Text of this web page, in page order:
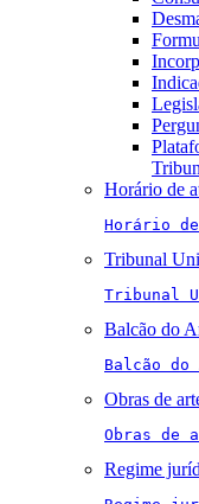
Horário de
Horário
Tribunal
Tribunal
Balcão do
Balcão do
Obras de
Obras de
Regime